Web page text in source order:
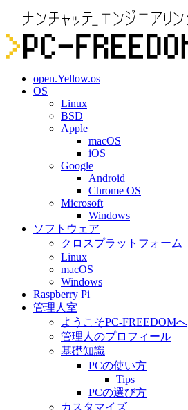
open.Yellow.os
OS
Linux
BSD
Apple
macOS
iOS
Google
Android
Chrome OS
Microsoft
Windows
ソフトウェア
クロスプラットフォーム
Linux
macOS
Windows
Raspberry Pi
管理人室
ようこそPC-FREEDOMへ
管理人のプロフィール
基礎知識
PCの使い方
Tips
PCの選び方
カスタマイズ